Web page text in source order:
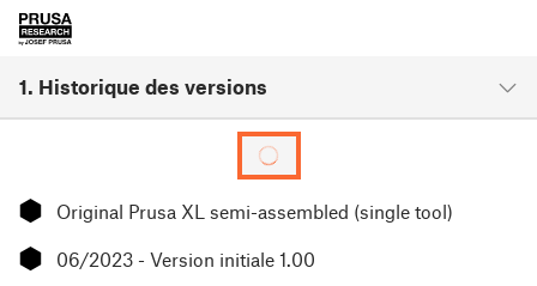
1. Historique des versions
⬢ Original Prusa XL semi-assembled (single tool)
⬢ 06/2023 - Version initiale 1.00